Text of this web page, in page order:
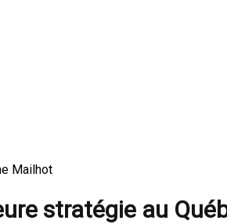
Mailhot
stratégie au